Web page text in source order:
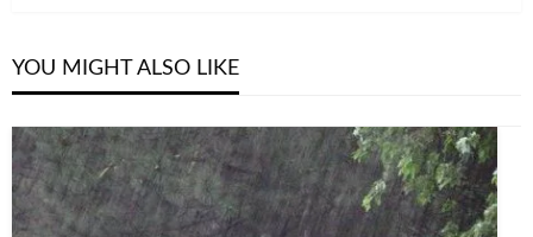
YOU MIGHT ALSO LIKE